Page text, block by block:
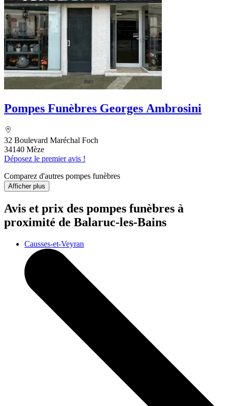
Pompes Funèbres Georges Ambrosini
32 Boulevard Maréchal Foch
34140 Mèze
Déposez le premier avis !
Comparez d'autres pompes funèbres
Afficher plus
Avis et prix des pompes funèbres à
proximité de Balaruc-les-Bains
Causses-et-Veyran